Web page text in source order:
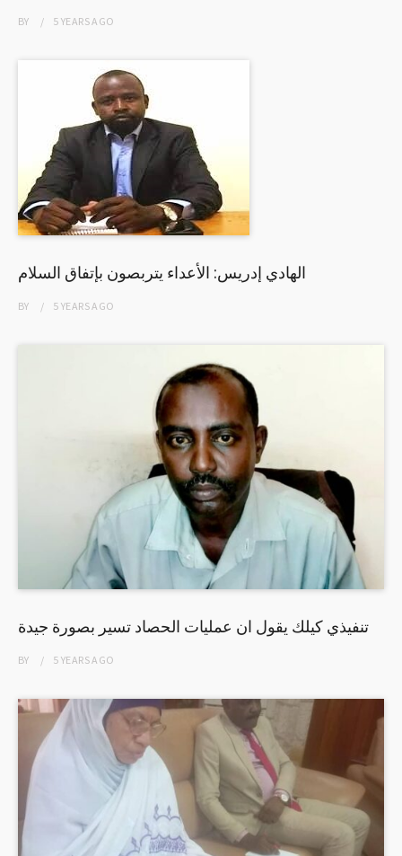
BY 5 YEARSAGO
الهادي إدريس: الأعداء يتربصون بإتفاق السلام
BY 5 YEARSAGO
تنفيذي كيلك يقول ان عمليات الحصاد تسير بصورة جيدة
BY 5 YEARSAGO